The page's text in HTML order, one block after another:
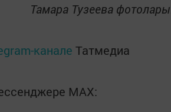
Тамара Тузеева
канале Татмедиа
MАХ: